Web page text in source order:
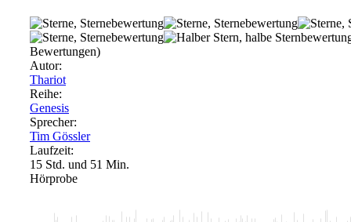
Bewertungen)
Autor:
Thariot
Reihe:
Genesis
Sprecher:
Tim Gössler
Laufzeit:
15 Std. und 51 Min.
Hörprobe